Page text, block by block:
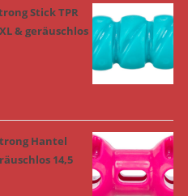
Stick TPR
& geräuschlos
Hantel
14,5